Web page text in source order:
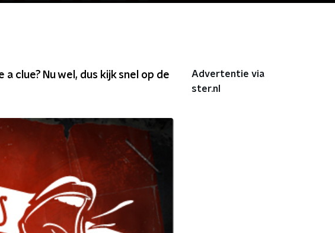
clue? Nu wel, dus kijk snel op de
Advertentie via
ster.nl